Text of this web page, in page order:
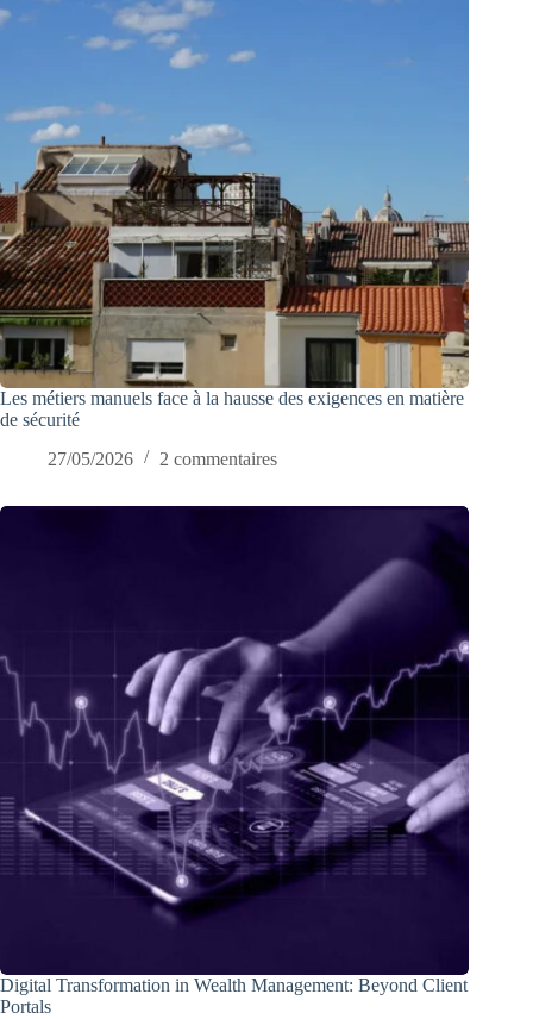
Les métiers manuels face à la hausse des exigences en matière
de sécurité
27/05/2026
2 commentaires
Digital Transformation in Wealth Management: Beyond Client
Portals